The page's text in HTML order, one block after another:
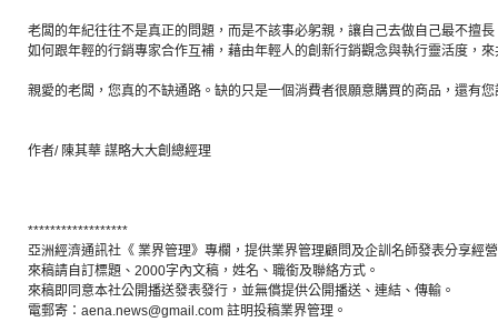
老闆的年紀往往不是真正的問題，而是不該事必躬親，讓自己去做自己最不擅
如何跟年輕的行銷專家合作互補，藉由年輕人的創新行銷觀念與執行靈活度，
親愛的老闆，您真的不缺通路。缺的只是一個消費者很願意購買的商品，還有
作者/ 陳其華 謀略大大創總經理
******************
亞洲經濟通訊社《 業界管理》專欄，提供業界管理顧問及企訓名師發表分享經
來稿請自訂標題、2000字內文稿，姓名、職銜及聯絡方式。
來稿即同意本社公開播送發表發行，並無償提供公開播送、連結、傳輸。
電郵寄：aena.news@gmail.com 註明投稿業界管理。